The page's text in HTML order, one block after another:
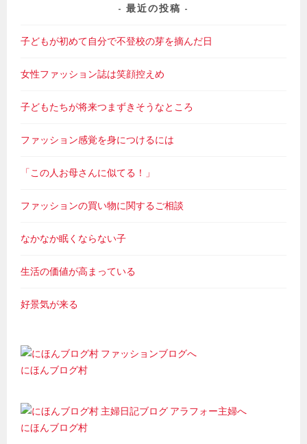
最近の投稿
子どもが初めて自分で不登校の芽を摘んだ日
女性ファッション誌は笑顔控えめ
子どもたちが将来つまずきそうなところ
ファッション感覚を身につけるには
「この人お母さんに似てる！」
ファッションの買い物に関するご相談
なかなか眠くならない子
生活の価値が高まっている
好景気が来る
にほんブログ村
にほんブログ村